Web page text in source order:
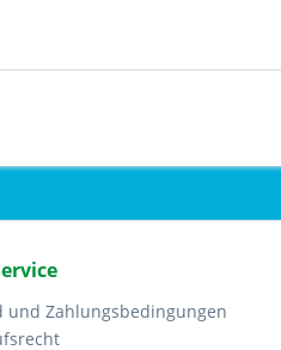
und Zahlungsbedingungen